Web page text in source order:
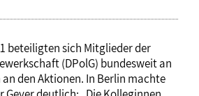
beteiligten sich Mitglieder der
(DPolG) bundesweit an
den Aktionen. In Berlin machte